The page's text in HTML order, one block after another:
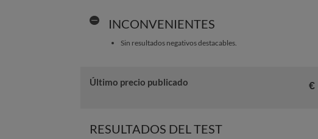
INCONVENIENTES
Sin resultados negativos destacables.
Último precio publicado €
RESULTADOS DEL TEST